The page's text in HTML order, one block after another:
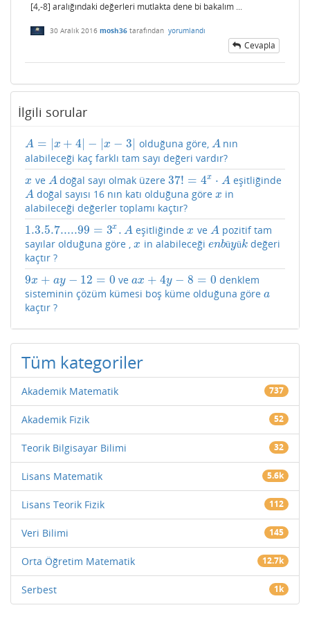
[4,-8] aralığındaki değerleri mutlakta dene bi bakalım ...
30 Aralık 2016 mosh36 tarafından yorumlandı
Cevapla
İlgili sorular
A = x + 4 − x − 3
A= |x 4| −| x− 3| olduğuna göre, A
A nın
alabileceği kaç farklı tam sayı değeri vardır?
x
x ve A
A doğal sayı olmak üzere37! = 4x ⋅ A
37!= 4x ⋅A eşitliğinde
A
A doğal sayısı 16 nın katı olduğuna göre x
x in
alabileceği değerler toplamı kaçtır?
1.3.5.7.....99 = 3x . A
1.3.5.7.....99=3 x.A eşitliğindex
x ve A
A pozitif tam
sayılar olduğuna göre , x
x in alabileceği enbüyük
enbüyükdeğeri
kaçtır ?
9x + ay − 12 = 0
9x+ ay −12 =0 veax + 4y − 8 = 0
ax+ 4y −8= 0
denklem
sisteminin çözüm kümesi boş küme olduğuna göre a
a
kaçtır ?
Tüm kategoriler
Akademik Matematik 737
Akademik Fizik 52
Teorik Bilgisayar Bilimi 32
Lisans Matematik 5.6k
Lisans Teorik Fizik 112
Veri Bilimi 145
Orta Öğretim Matematik 12.7k
Serbest 1k